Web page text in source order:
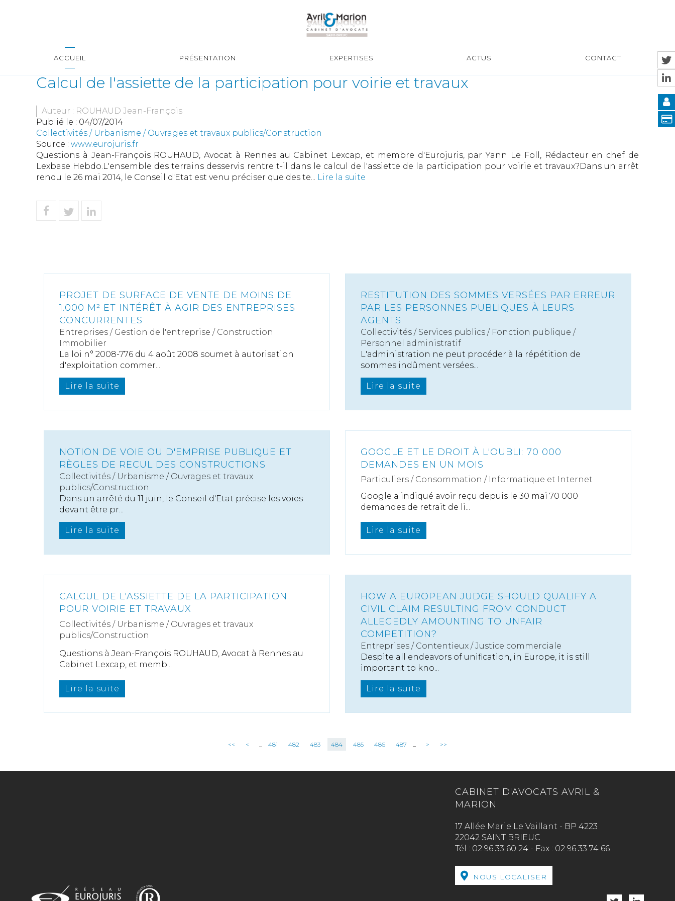
ACCUEIL PRÉSENTATION EXPERTISES ACTUS CONTACT
Calcul de l'assiette de la participation pour voirie et travaux
Auteur : ROUHAUD Jean-François
Publié le : 04/07/2014
Collectivités / Urbanisme / Ouvrages et travaux publics/Construction
Source : www.eurojuris.fr
Questions à Jean-François ROUHAUD, Avocat à Rennes au Cabinet Lexcap, et membre d'Eurojuris, par Yann Le Foll, Rédacteur en chef de
Lexbase Hebdo.L'ensemble des terrains desservis rentre t-il dans le calcul de l'assiette de la participation pour voirie et travaux?Dans un arrêt
rendu le 26 mai 2014, le Conseil d'Etat est venu préciser que des te... Lire la suite
PROJET DE SURFACE DE VENTE DE MOINS DE
1.000 M² ET INTÉRÊT À AGIR DES ENTREPRISES
CONCURRENTES
Entreprises / Gestion de l'entreprise / Construction
Immobilier
La loi n° 2008-776 du 4 août 2008 soumet à autorisation
d'exploitation commer...
Lire la suite
RESTITUTION DES SOMMES VERSÉES PAR ERREUR
PAR LES PERSONNES PUBLIQUES À LEURS
AGENTS
Collectivités / Services publics / Fonction publique /
Personnel administratif
L'administration ne peut procéder à la répétition de
sommes indûment versées...
Lire la suite
NOTION DE VOIE OU D'EMPRISE PUBLIQUE ET
RÈGLES DE RECUL DES CONSTRUCTIONS
Collectivités / Urbanisme / Ouvrages et travaux
publics/Construction
Dans un arrêté du 11 juin, le Conseil d'Etat précise les voies
devant être pr...
Lire la suite
GOOGLE ET LE DROIT À L'OUBLI: 70 000
DEMANDES EN UN MOIS
Particuliers / Consommation / Informatique et Internet
Google a indiqué avoir reçu depuis le 30 mai 70 000
demandes de retrait de li...
Lire la suite
CALCUL DE L'ASSIETTE DE LA PARTICIPATION
POUR VOIRIE ET TRAVAUX
Collectivités / Urbanisme / Ouvrages et travaux
publics/Construction
Questions à Jean-François ROUHAUD, Avocat à Rennes au
Cabinet Lexcap, et memb...
Lire la suite
HOW A EUROPEAN JUDGE SHOULD QUALIFY A
CIVIL CLAIM RESULTING FROM CONDUCT
ALLEGEDLY AMOUNTING TO UNFAIR
COMPETITION?
Entreprises / Contentieux /Justice commerciale
Despite all endeavors of unification, in Europe, it is still
important to kno...
Lire la suite
<< < ... 481 482 483 484 485 486 487 ... > >>
CABINET D'AVOCATS AVRIL &
MARION
17 Allée Marie Le Vaillant - BP 4223
22042 SAINT BRIEUC
Tél : 02 96 33 60 24 - Fax : 02 96 33 74 66
NOUS LOCALISER